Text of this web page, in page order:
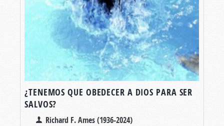
¿TENEMOS QUE OBEDECER A DIOS PARA SER
SALVOS?
Richard F. Ames (1936-2024)